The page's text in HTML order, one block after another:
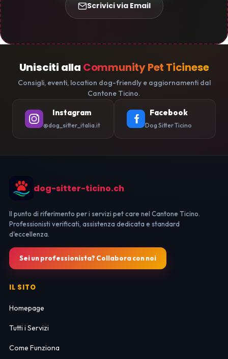
Scrivici via Email
Unisciti alla Community Pet Ticinese
Consigli, eventi, location dog-friendly e aggiornamenti dal
Cantone Ticino.
Instagram
@dog_sitter_italia.it
Facebook
Dog Sitter Ticino
dog-sitter-ticino.ch
Il punto di riferimento per i servizi pet care nel Cantone Ticino.
Professionisti verificati, assistenza dedicata e standard
d'eccellenza.
Sei un professionista? Collabora con noi
IL SITO
Homepage
Tutti i Servizi
Come Funziona